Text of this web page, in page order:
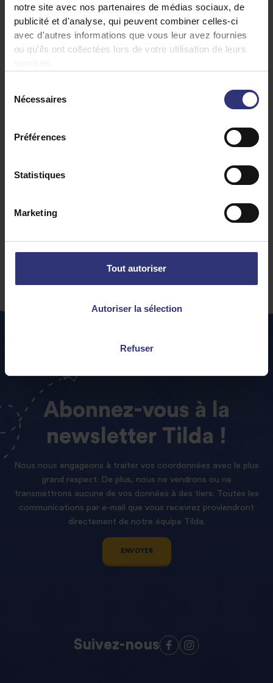
notre site avec nos partenaires de médias sociaux, de
publicité et d'analyse, qui peuvent combiner celles-ci
avec d'autres informations que vous leur avez fournies
ou qu'ils ont collectées lors de votre utilisation de leurs
Nécessaires
Préférences
Statistiques
Marketing
Tout autoriser
Autoriser la sélection
Refuser
Poulet au curry massaman
tout droit du Sud de la Thaïlande.
Abonnez-vous à
la
newsletter Tilda !
Nous nous engageons à traiter vos coordonnées avec le plus
grand respect. De plus, nous ne vendrons ou ne
transmettrons aucune de vos données à des tiers. Toutes les
communications par e-mail que vous recevrez proviendront
directement de notre équipe Tilda.
ENVOYER
Suivez-nous